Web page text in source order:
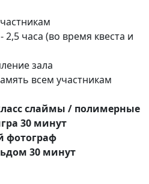
часа (во время квеста и
зала
всем участникам
слаймы / полимерные
30 минут
фотограф
30 минут